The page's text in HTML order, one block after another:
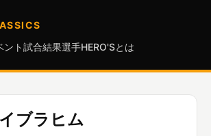
ント試合結果選手HERO'Sとは
ブラヒム